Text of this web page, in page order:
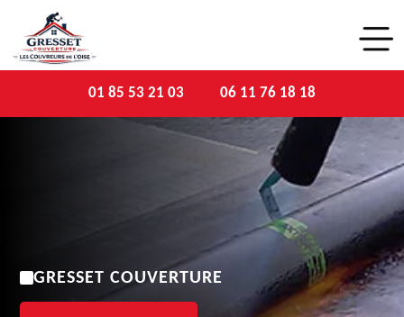
01 85 53 21 03 06 11 76 18 18
GRESSET COUVERTURE